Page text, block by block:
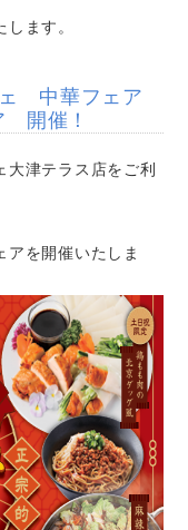
ます。
中華フェア
開催！
津テラス店をご利
アを開催いたしま